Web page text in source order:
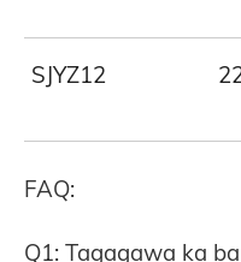
SJYZ12
FAQ:
Q1: Tagagawa ka